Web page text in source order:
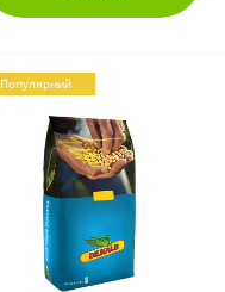
Популярний